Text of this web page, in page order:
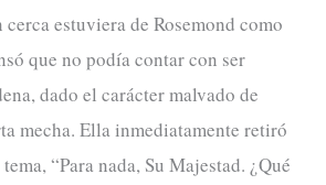
estuviera de Rosemond como
que no podía contar con ser
dado el carácter malvado de
mecha. Ella inmediatamente retiró
“Para nada, Su Majestad. ¿Qué